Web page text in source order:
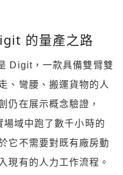
的量產之路
Digit，一款具備雙臂雙
、彎腰、搬運貨物的人
仍在展示概念驗證，
域中跑了數千小時的
它不需要對既有廠房動
現有的人力工作流程。